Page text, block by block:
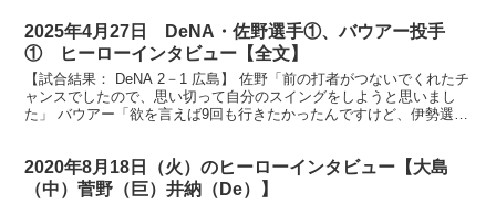
2025年4月27日 DeNA・佐野選手①、バウアー投手
① ヒーローインタビュー【全文】
【試合結果： DeNA 2－1 広島】 佐野「前の打者がつないでくれたチ
ャンスでしたので、思い切って自分のスイングをしようと思いまし
た」 バウアー「欲を言えば9回も行きたかったんですけど、伊勢選手
2020年8月18日（火）のヒーローインタビュー【大島
（中）菅野（巨）井納（De）】